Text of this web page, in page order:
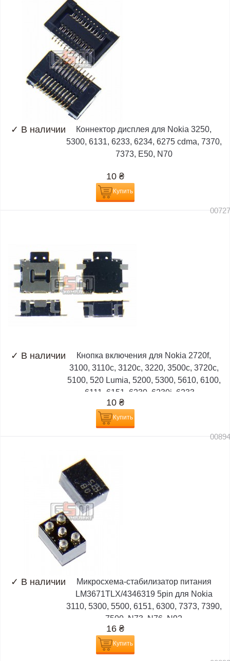
✓ В наличии
Коннектор дисплея для Nokia 3250,
5300, 6131, 6233, 6234, 6275 cdma, 7370,
7373, E50, N70
10 ₴
Купить
✓ В наличии
Кнопка включения для Nokia 2720f,
3100, 3110c, 3120c, 3220, 3500c, 3720c,
5100, 520 Lumia, 5200, 5300, 5610, 6100,
6111, 6151, 6230, 6230i, 6233,...
10 ₴
Купить
✓ В наличии
Микросхема-стабилизатор питания
LM3671TLX/4346319 5pin для Nokia
3110, 5300, 5500, 6151, 6300, 7373, 7390,
7500, N73, N76, N92
16 ₴
Купить